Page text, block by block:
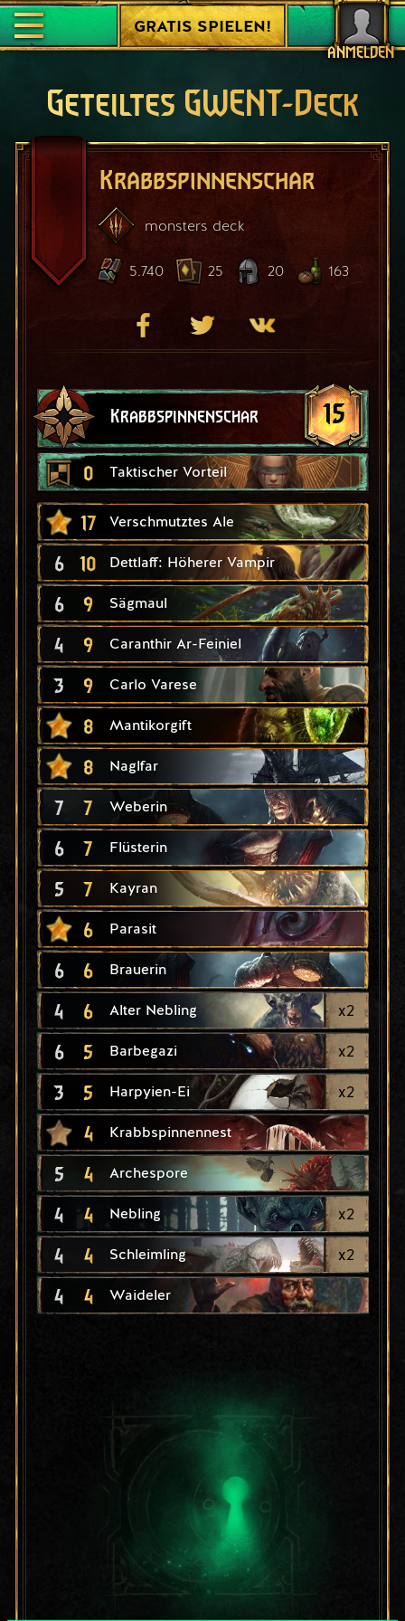
ANMELDEN
GRATIS SPIELEN!
Geteiltes GWENT-Deck
Krabbspinnenschar
monsters deck
5.740 25 20 163
Krabbspinnenschar 15
0 Taktischer Vorteil
17 Verschmutztes Ale
6 10 Dettlaff: Höherer Vampir
6 9 Sägmaul
4 9 Caranthir Ar-Feiniel
3 9 Carlo Varese
8 Mantikorgift
8 Naglfar
7 7 Weberin
6 7 Flüsterin
5 7 Kayran
6 Parasit
6 6 Brauerin
4 6 Alter Nebling x2
6 5 Barbegazi x2
3 5 Harpyien-Ei x2
4 Krabbspinnennest
5 4 Archespore
4 4 Nebling x2
4 4 Schleimling x2
4 4 Waideler